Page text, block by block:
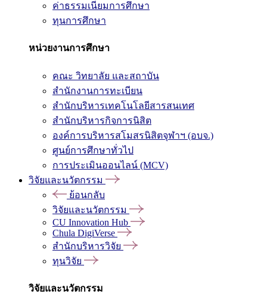
ค่าธรรมเนียมการศึกษา
ทุนการศึกษา
หน่วยงานการศึกษา
คณะ วิทยาลัย และสถาบัน
สำนักงานการทะเบียน
สำนักบริหารเทคโนโลยีสารสนเทศ
สำนักบริหารกิจการนิสิต
องค์การบริหารสโมสรนิสิตจุฬาฯ (อบจ.)
ศูนย์การศึกษาทั่วไป
การประเมินออนไลน์ (MCV)
วิจัยและนวัตกรรม
ย้อนกลับ
วิจัยและนวัตกรรม
CU Innovation Hub
Chula DigiVerse
สำนักบริหารวิจัย
ทุนวิจัย
วิจัยและนวัตกรรม